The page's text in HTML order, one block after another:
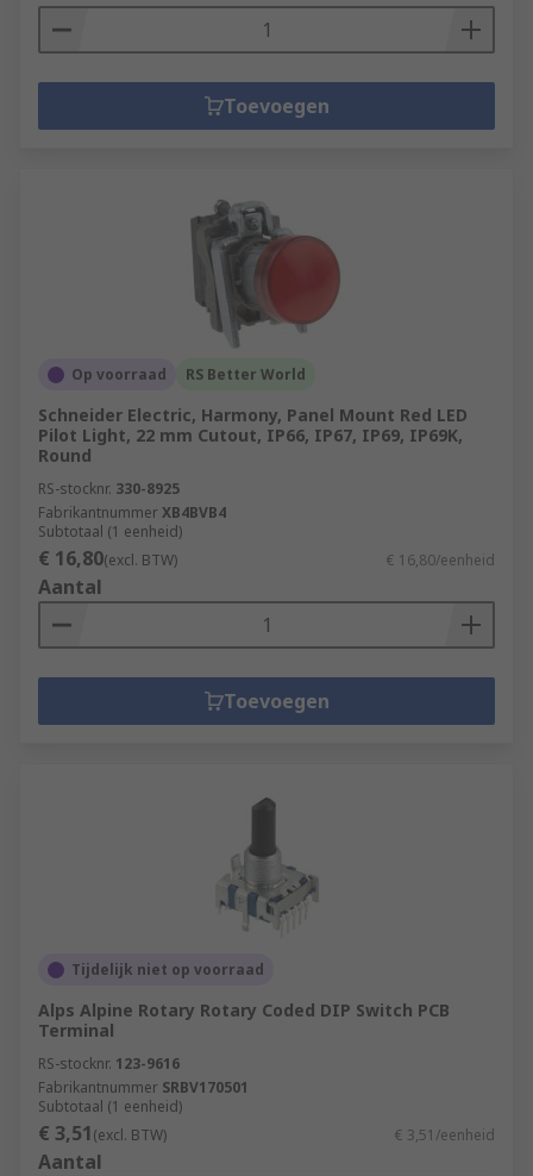
Toevoegen
Op voorraad RS Better World
Schneider Electric, Harmony, Panel Mount Red LED
Pilot Light, 22 mm Cutout, IP66, IP67, IP69, IP69K,
Round
RS-stocknr. 330-8925
FabrikantnummerXB4BVB4
Subtotaal (1 eenheid)
€ 16,80(excl. BTW) € 16,80/eenheid
Aantal
Toevoegen
Tijdelijk niet op voorraad
Alps Alpine Rotary Rotary Coded DIP Switch PCB
Terminal
RS-stocknr. 123-9616
Fabrikantnummer SRBV170501
Subtotaal (1 eenheid)
€ 3,51(excl. BTW) € 3,51/eenheid
Aantal